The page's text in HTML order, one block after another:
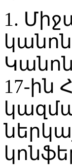
1.
17-ին